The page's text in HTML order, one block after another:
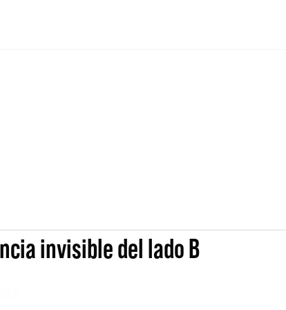
invisible del lado B